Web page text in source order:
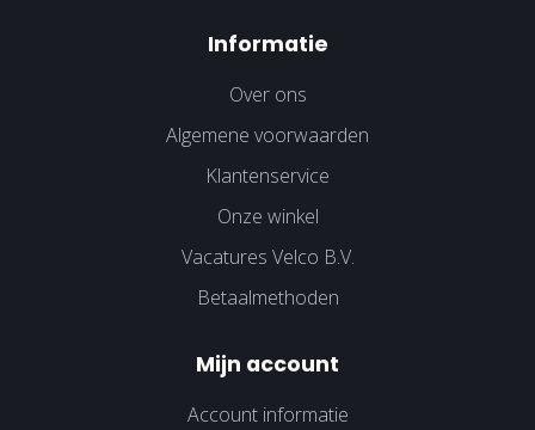
Informatie
Over ons
Algemene voorwaarden
Klantenservice
Onze winkel
Vacatures Velco B.V.
Betaalmethoden
Mijn account
Account informatie